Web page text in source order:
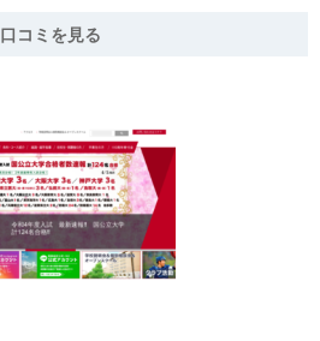
口コミを見る